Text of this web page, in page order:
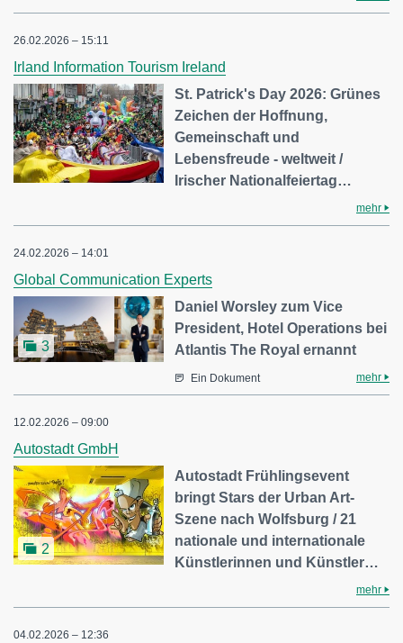
26.02.2026 – 15:11
Irland Information Tourism Ireland
St. Patrick's Day 2026: Grünes
Zeichen der Hoffnung,
Gemeinschaft und
Lebensfreude - weltweit /
Irischer Nationalfeiertag…
mehr
24.02.2026 – 14:01
Global Communication Experts
3
Daniel Worsley zum Vice
President, Hotel Operations bei
Atlantis The Royal ernannt
Ein Dokument mehr
12.02.2026 – 09:00
Autostadt GmbH
2
Autostadt Frühlingsevent
bringt Stars der Urban Art-
Szene nach Wolfsburg / 21
nationale und internationale
Künstlerinnen und Künstler…
mehr
04.02.2026 – 12:36